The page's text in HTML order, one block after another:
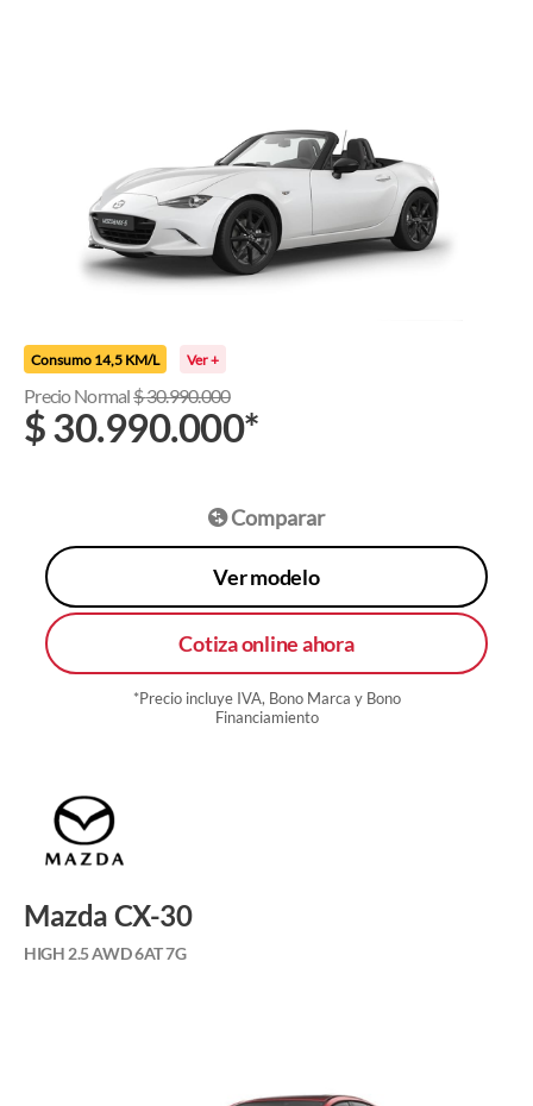
Consumo 14,5 KM/L Ver +
Precio Normal$30.990.000
$30.990.000*
Comparar
Ver modelo
Cotiza online ahora
*Precio incluye IVA, Bono Marca y Bono
Financiamiento
Mazda CX-30
HIGH 2.5 AWD 6AT 7G